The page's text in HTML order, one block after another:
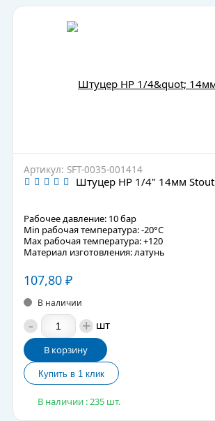
Артикул: SFT-0035-001414
Штуцер НР 1/4" 14мм Stout
Рабочее давление: 10 бар
Min рабочая температура: -20°C
Max рабочая температура: +120
Материал изготовления: латунь
107,80 ₽
В наличии
- + шт
В корзину
В наличии : 235 шт.